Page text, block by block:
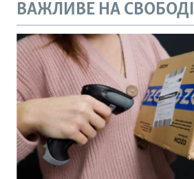
ВАЖЛИВЕ НА СВОБОДІ